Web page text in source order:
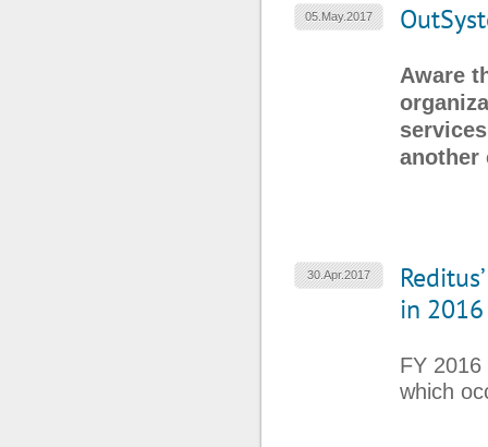
05.May.2017
Aware
another
30.Apr.2017
in 2016
FY
which